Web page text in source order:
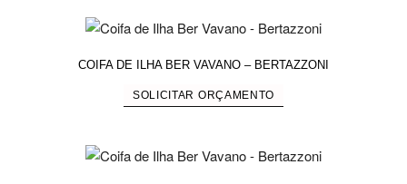
COIFA DE ILHA BER VAVANO – BERTAZZONI
SOLICITAR ORÇAMENTO